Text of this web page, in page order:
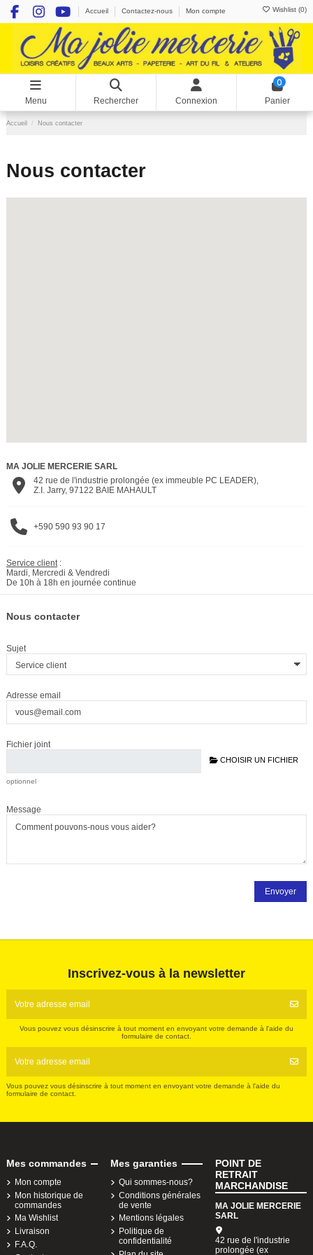
Accueil Contactez-nous Mon compte Wishlist (0)
Menu Rechercher Connexion
0
Panier
Accueil Nous contacter
Nous contacter
MA JOLIE MERCERIE SARL
42 rue de l'industrie prolongée (ex immeuble PC LEADER),
Z.I. Jarry, 97122 BAIE MAHAULT
+590 590 93 90 17
Service client :
Mardi, Mercredi & Vendredi
De 10h à 18h en journée continue
Nous contacter
Sujet
Adresse email
Fichier joint
CHOISIR UN FICHIER
optionnel
Message
Inscrivez-vous à la newsletter
Vous pouvez vous désinscrire à tout moment en envoyant votre demande à l'aide du
formulaire de contact.
Vous pouvez vous désinscrire à tout moment en envoyant votre demande à l'aide du
formulaire de contact.
Mes commandes
Mon compte
Mon historique de
commandes
Ma Wishlist
Livraison
F.A.Q.
Mes garanties
Qui sommes-nous?
Conditions générales
de vente
Mentions légales
Politique de
confidentialité
POINT DE
RETRAIT
MARCHANDISE
MA JOLIE MERCERIE
SARL
42 rue de l'industrie
prolongée (ex